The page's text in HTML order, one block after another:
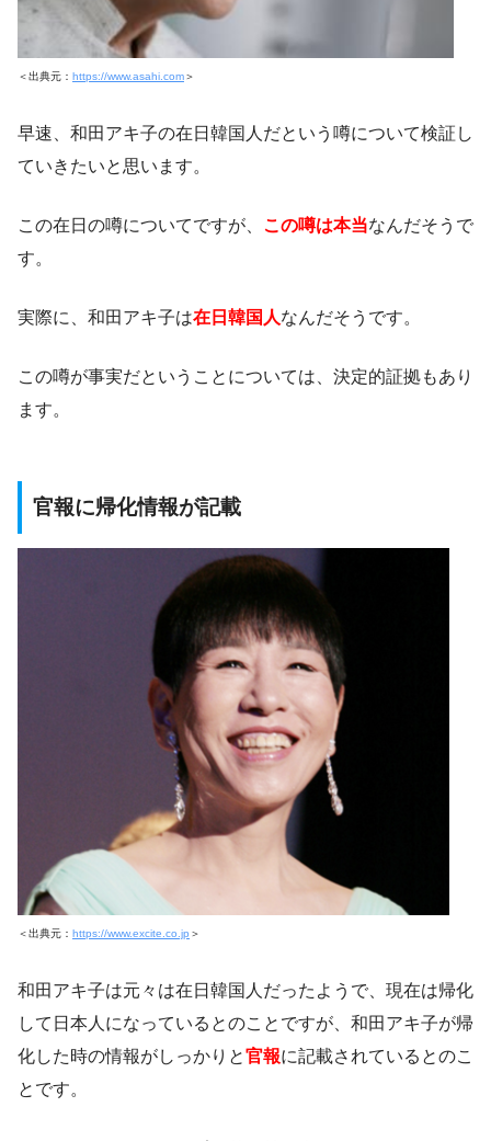
＜出典元： https://www.asahi.com＞
早速、和田アキ子の在日韓国人だという噂について検証し
ていきたいと思います。
この在日の噂についてですが、 この噂は本当なんだそうで
す。
実際に、和田アキ子は在日韓国人なんだそうです。
この噂が事実だということについては、決定的証拠もあり
ます。
官報に帰化情報が記載
＜出典元： https://www.excite.co.jp ＞
和田アキ子は元々は在日韓国人だったようで、現在は帰化
して日本人になっているとのことですが、和田アキ子が帰
化した時の情報がしっかりと官報に記載されているとのこ
とです。